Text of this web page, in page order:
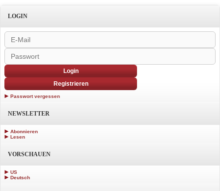
LOGIN
Login
Registrieren
Passwort vergessen
NEWSLETTER
Abonnieren
Lesen
VORSCHAUEN
US
Deutsch